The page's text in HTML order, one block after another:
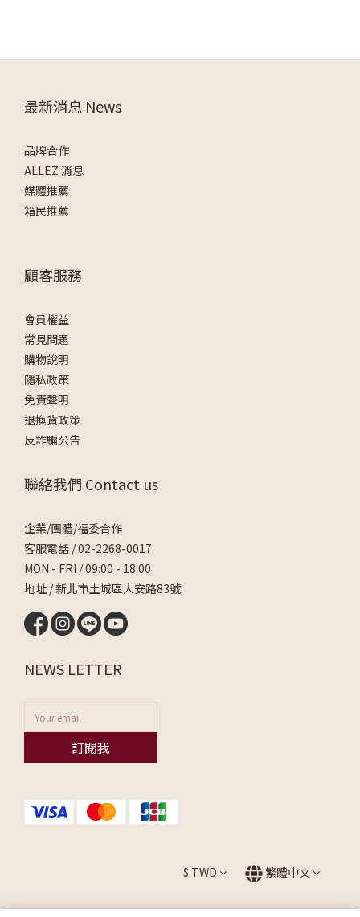
最新消息 News
品牌合作
ALLEZ 消息
媒體推薦
箱民推薦
顧客服務
會員權益
常見問題
購物說明
隱私政策
免責聲明
退換貨政策
反詐騙公告
聯絡我們 Contact us
企業/團體/福委合作
客服電話 /02-2268-0017
MON - FRI / 09:00 - 18:00
地址 / 新北市土城區大安路83號
NEWS LETTER
訂閱我
$ TWD 繁體中文